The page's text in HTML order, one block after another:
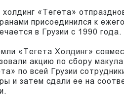
«Тегета»
присоединился к
в Грузии с 1990 года.
«Тегета Холдинг»
акцию по сбору
по всей Грузии
и затем сдали ее на